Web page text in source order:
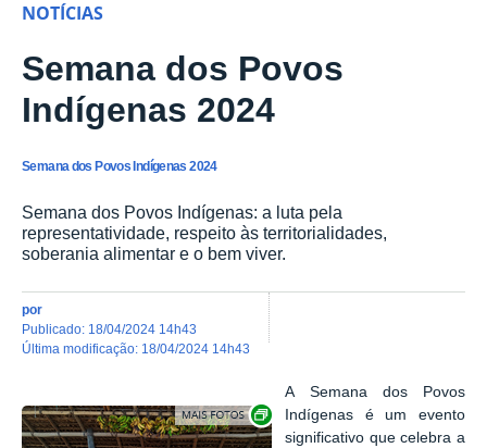
NOTÍCIAS
Semana dos Povos
Indígenas 2024
Semana dos Povos Indígenas 2024
Semana dos Povos Indígenas: a luta pela
representatividade, respeito às territorialidades,
soberania alimentar e o bem viver.
por
publicado: 18/04/2024 14h43
última modificação: 18/04/2024 14h43
Show image carousel
A Semana dos Povos
Indígenas é um evento
significativo que celebra a